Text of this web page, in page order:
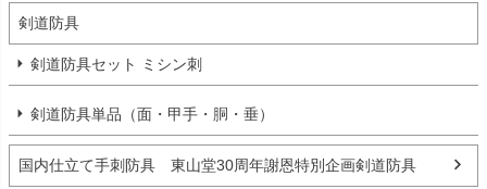
剣道防具
剣道防具セット ミシン刺
剣道防具単品（面・甲手・胴・垂）
国内仕立て手刺防具 東山堂30周年謝恩特別企画剣道防具